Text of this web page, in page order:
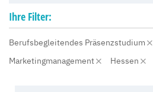
Ihre Filter:
Berufsbegleitendes Präsenzstudium
Marketingmanagement
Hessen